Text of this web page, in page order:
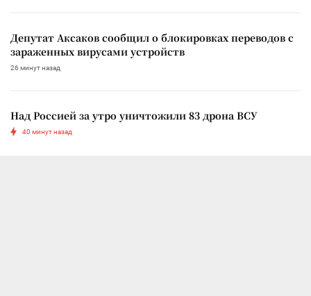
Депутат Аксаков сообщил о блокировках переводов с
зараженных вирусами устройств
26 минут назад
Над Россией за утро уничтожили 83 дрона ВСУ
40 минут назад